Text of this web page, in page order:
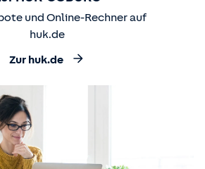
und Online-Rechner auf
huk.de
Zur huk.de